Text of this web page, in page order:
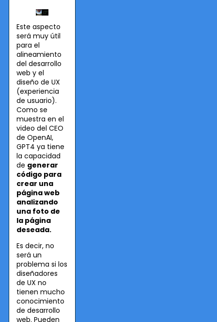
Este aspecto
será muy útil
para el
alineamiento
del desarrollo
web y el
diseño de UX
(experiencia
de usuario).
Como se
muestra en el
video del CEO
de OpenAI,
GPT4 ya tiene
la capacidad
de generar
código para
crear una
página web
analizando
una foto de
la página
deseada.
Es decir, no
será un
problema si los
diseñadores
de UX no
tienen mucho
conocimiento
de desarrollo
web. Pueden